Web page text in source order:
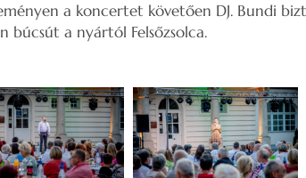
a koncertet követően DJ. Bundi
búcsút a nyártól Felsőzsolca.